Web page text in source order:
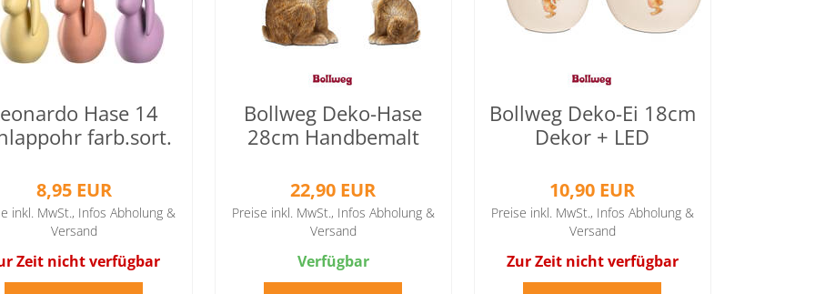
Hase 14
farb.sort.
8,95 EUR
inkl. MwSt., Infos Abholung &
Versand
Zeit nicht verfügbar
Bollweg Deko-Hase
28cm Handbemalt
22,90 EUR
Preise inkl. MwSt., Infos Abholung &
Versand
Verfügbar
Bollweg Deko-Ei 18cm
Dekor + LED
10,90 EUR
Preise inkl. MwSt., Infos Abholung &
Versand
Zur Zeit nicht verfügbar